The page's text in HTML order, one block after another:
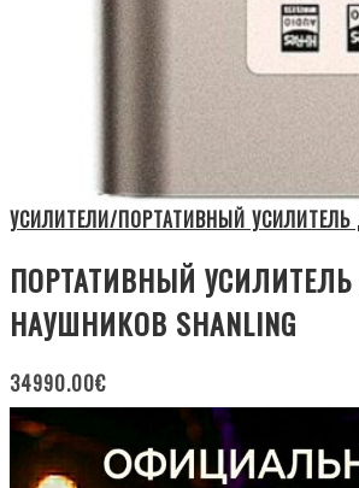
УСИЛИТЕЛИ/ПОРТАТИВНЫЙ
ПОРТАТИВНЫЙ
НАУШНИКОВ SHANLING
34990.00€